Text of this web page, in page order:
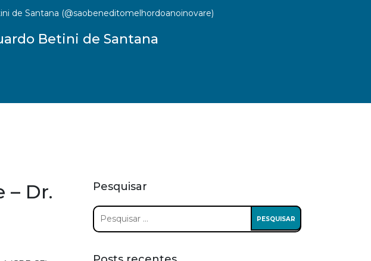
de Santana (@saobeneditomelhordoanoinovare)
Betini de Santana
– Dr.
Pesquisar
Pesquisar
por: